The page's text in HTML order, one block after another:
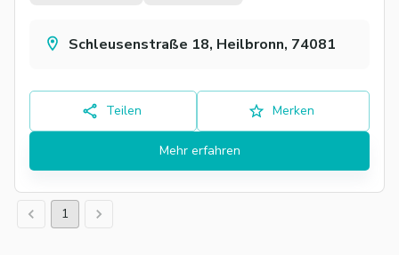
Schleusenstraße 18, Heilbronn, 74081
Teilen Merken
Mehr erfahren
1